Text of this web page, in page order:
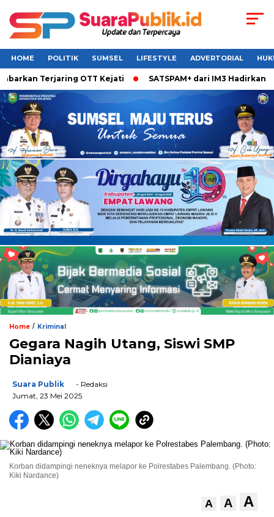
HOME POLITIK SUMSEL LIFESTYLE ADVERTORIAL
Terjaring OTT Kejati SATSPAM+ dari IM3 Hadirkan
Home / Kriminal
Gegara Nagih Utang, Siswi SMP
Dianiaya
Suara Publik
- Redaksi
Jumat, 23 Mei 2025
Korban didampingi neneknya melapor ke Polrestabes Palembang. (Photo:
Kiki Nardance)
A A A